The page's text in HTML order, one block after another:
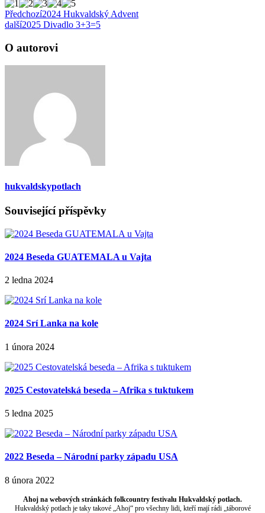
Předchozí2024 Hukvaldský Advent
další2025 Divadlo 3+3=5
O autorovi
hukvaldskypotlach
Související příspěvky
2024 Beseda GUATEMALA u Vajta
2 ledna 2024
2024 Srí Lanka na kole
1 února 2024
2025 Cestovatelská beseda – Afrika s tuktukem
5 ledna 2025
2022 Beseda – Národní parky západu USA
8 února 2022
Ahoj na webových stránkách folkcountry festivalu Hukvaldský potlach.
Hukvaldský potlach je taky takové „Ahoj“ pro všechny lidi, kteří mají rádi „táborové